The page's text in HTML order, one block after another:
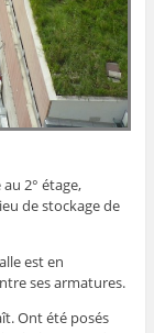
2° étage,
de stockage de
est en
ses armatures.
Ont été posés